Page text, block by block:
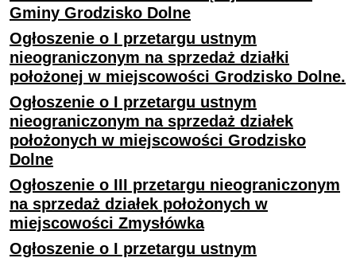
Gminy Grodzisko Dolne
Ogłoszenie o I przetargu ustnym
nieograniczonym na sprzedaż działki
położonej w miejscowości Grodzisko Dolne.
Ogłoszenie o I przetargu ustnym
nieograniczonym na sprzedaż działek
położonych w miejscowości Grodzisko
Dolne
Ogłoszenie o III przetargu nieograniczonym
na sprzedaż działek położonych w
miejscowości Zmysłówka
Ogłoszenie o I przetargu ustnym